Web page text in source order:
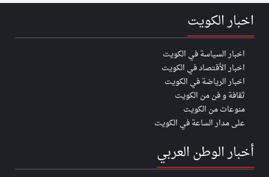
اخبار الكويت
اخبار السياسة في الكويت
اخبار الأقتصاد في الكويت
اخبار الرياضة في الكويت
ثقافة و فن من الكويت
منوعات من الكويت
على مدار الساعة في الكويت
أخبار الوطن العربي